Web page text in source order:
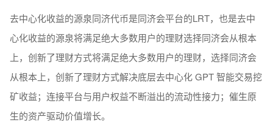
去中心化收益的源泉同济代币是同济会平台的LRT，也是去中
心化收益的源泉将满足绝大多数用户的理财选择同济会从根本
上，创新了理财方式将满足绝大多数用户的理财，选择同济会
从根本上，创新了理财方式解决底层去中心化 GPT 智能交易挖
矿收益；连接平台与用户权益不断溢出的流动性接力；催生原
生的资产驱动价值增长。